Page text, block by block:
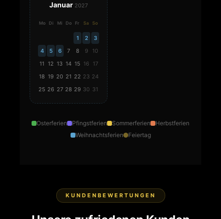
Januar 2027
Mo Di Mi Do Fr Sa So
1 2
3
4
5 6 7 8 9
10
11 12 13 14 15 16
17
18 19 20 21 22 23 24
25 26 27 28 29 30 31
Osterferien Pfingstferien Sommerferien
Herbstferien
Weihnachtsferien
Feiertag
KUNDENBEWERTUNGEN